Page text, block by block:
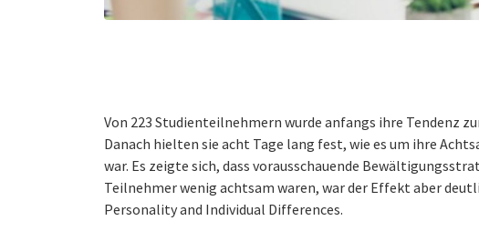
Von 223 Studienteilnehmern wurde anfangs ihre Tendenz
Danach hielten sie acht Tage lang fest, wie es um ihre
war. Es zeigte sich, dass vorausschauende
Teilnehmer wenig achtsam waren, war der Effekt aber
Personality and Individual Differences.